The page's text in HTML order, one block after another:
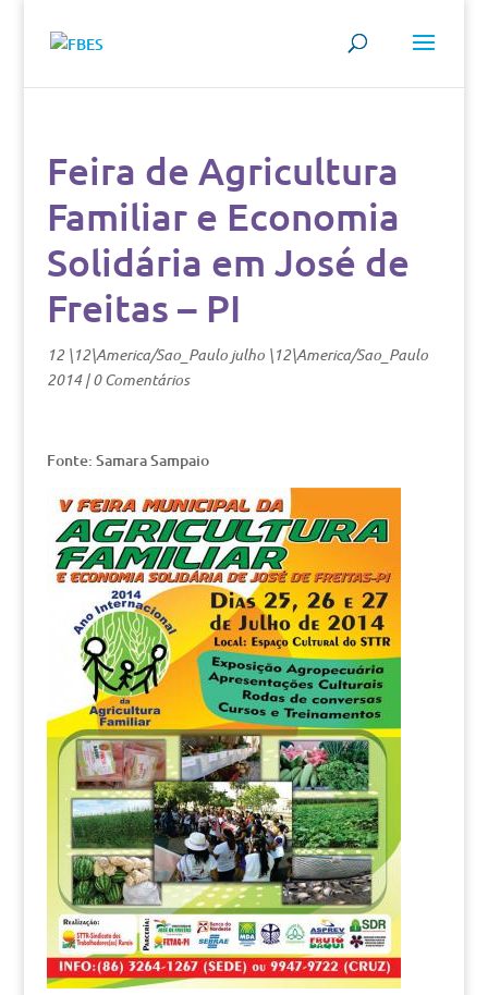
Feira de Agricultura
Familiar e Economia
Solidária em José de
Freitas – PI
12 \12\America/Sao_Paulo julho \12\America/Sao_Paulo
2014|0 Comentários
Fonte: Samara Sampaio